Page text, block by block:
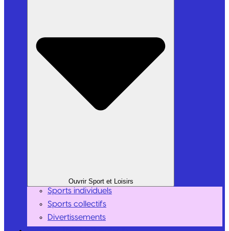
Ouvrir Sport et Loisirs
Sports individuels
Sports collectifs
Divertissements